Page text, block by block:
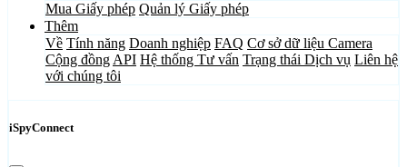
Mua Giấy phép Quản lý Giấy phép
Thêm
Về Tính năng Doanh nghiệp FAQ Cơ sở dữ liệu Camera
Cộng đồng API Hệ thống Tư vấn Trạng thái Dịch vụ Liên hệ
với chúng tôi
iSpyConnect